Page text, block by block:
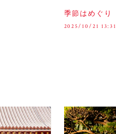
季節はめぐり
2025/10/21 13:31